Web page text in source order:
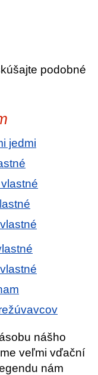
podobné
jedmi
nášho
veľmi vďační
nám